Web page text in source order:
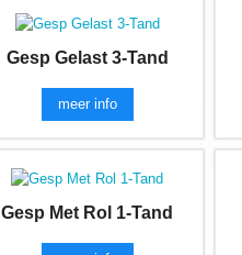
Gesp Gelast 3-Tand
meer info
Gesp Met Rol 1-Tand